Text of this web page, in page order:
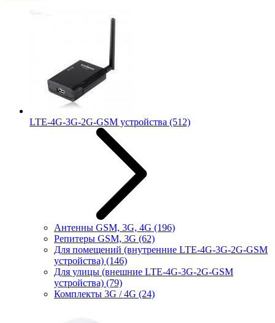
LTE-4G-3G-2G-GSM устройства (512)
Антенны GSM, 3G, 4G (196)
Репитеры GSM, 3G (62)
Для помещений (внутренние LTE-4G-3G-2G-GSM
устройства) (146)
Для улицы (внешние LTE-4G-3G-2G-GSM
устройства) (79)
Комплекты 3G / 4G (24)